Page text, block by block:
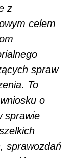
z
celem
spraw
To
o
sprawie
sprawozdań